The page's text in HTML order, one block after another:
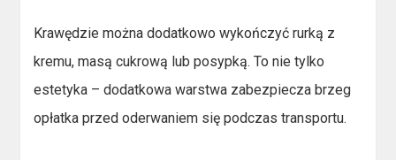
Krawędzie można dodatkowo wykończyć rurką z
kremu, masą cukrową lub posypką. To nie tylko
estetyka – dodatkowa warstwa zabezpiecza brzeg
opłatka przed oderwaniem się podczas transportu.